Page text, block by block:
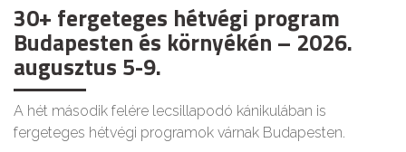
30+ fergeteges hétvégi program
Budapesten és környékén – 2026.
augusztus 5-9.
A hét második felére lecsillapodó kánikulában is
fergeteges hétvégi programok várnak Budapesten.